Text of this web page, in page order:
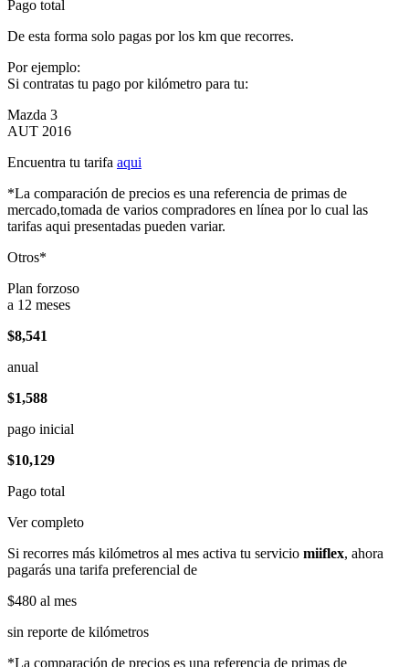
Pago total
De esta forma solo pagas por los km que recorres.
Por ejemplo:
Si contratas tu pago por kilómetro para tu:
Mazda 3
AUT 2016
Encuentra tu tarifa aqui
*La comparación de precios es una referencia de primas de
mercado,tomada de varios compradores en línea por lo cual las
tarifas aqui presentadas pueden variar.
Otros*
Plan forzoso
a 12 meses
$8,541
anual
$1,588
pago inicial
$10,129
Pago total
Ver completo
Si recorres más kilómetros al mes activa tu servicio miiflex, ahora
pagarás una tarifa preferencial de
$480 al mes
sin reporte de kilómetros
*La comparación de precios es una referencia de primas de